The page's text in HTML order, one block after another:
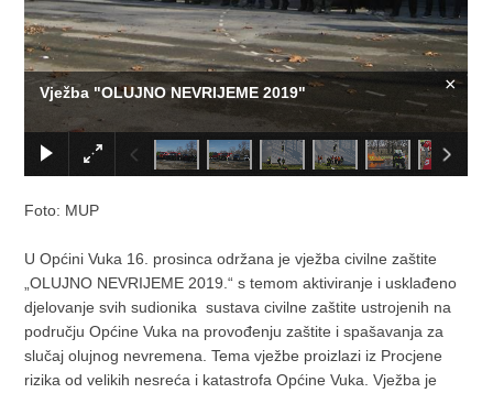
Vježba "OLUJNO NEVRIJEME 2019" ×
Foto: MUP
U Općini Vuka 16. prosinca održana je vježba civilne zaštite
„OLUJNO NEVRIJEME 2019.“ s temom aktiviranje i usklađeno
djelovanje svih sudionika sustava civilne zaštite ustrojenih na
području Općine Vuka na provođenju zaštite i spašavanja za
slučaj olujnog nevremena. Tema vježbe proizlazi iz Procjene
rizika od velikih nesreća i katastrofa Općine Vuka. Vježba je